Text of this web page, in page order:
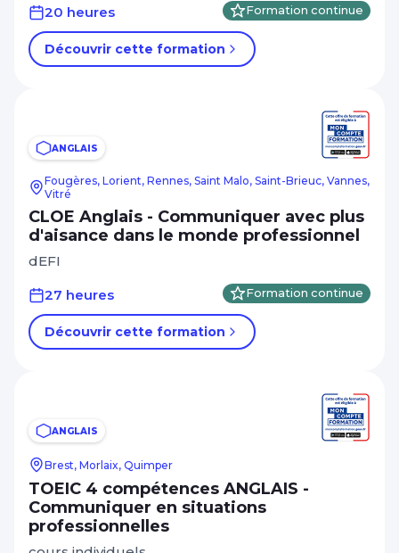
20 heures
Formation continue
Découvrir cette formation
ANGLAIS
Fougères, Lorient, Rennes, Saint Malo, Saint-Brieuc, Vannes,
Vitré
CLOE Anglais - Communiquer avec plus
d'aisance dans le monde professionnel
dEFI
27 heures
Formation continue
Découvrir cette formation
ANGLAIS
Brest, Morlaix, Quimper
TOEIC 4 compétences ANGLAIS -
Communiquer en situations
professionnelles